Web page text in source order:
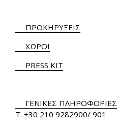
ΠΡΟΚΗΡΥΞΕΙΣ
ΧΩΡΟΙ
PRESS KIT
ΓΕΝΙΚΕΣ ΠΛΗΡΟΦΟΡΙΕΣ
Τ. +30 210 9282900/ 901